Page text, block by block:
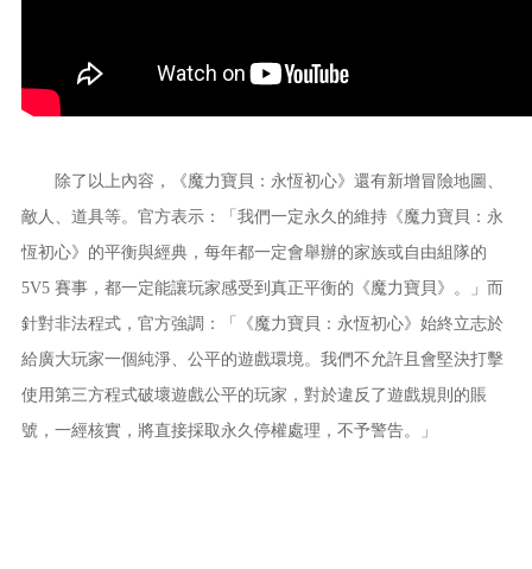
除了以上內容，《魔力寶貝：永恆初心》還有新增冒險地圖、
敵人、道具等。官方表示：「我們一定永久的維持《魔力寶貝：永
恆初心》的平衡與經典，每年都一定會舉辦的家族或自由組隊的
5V5 賽事，都一定能讓玩家感受到真正平衡的《魔力寶貝》。」而
針對非法程式，官方強調：「《魔力寶貝：永恆初心》始終立志於
給廣大玩家一個純淨、公平的遊戲環境。我們不允許且會堅決打擊
使用第三方程式破壞遊戲公平的玩家，對於違反了遊戲規則的賬
號，一經核實，將直接採取永久停權處理，不予警告。」